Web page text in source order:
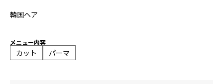
韓国ヘア
メニュー内容
カット パーマ